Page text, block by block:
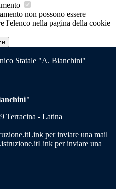
non possono essere
l'elenco nella pagina della cookie
Statale "A. Bianchini"
Terracina - Latina
Link per inviare una mail
Link per inviare una